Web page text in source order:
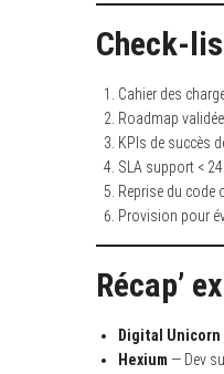
Check-
Cahier des
Roadmap
KPIs de succès
SLA support < 24
Reprise du code
Provision pour
Récap’
Digital Unicorn
Hexium — Dev